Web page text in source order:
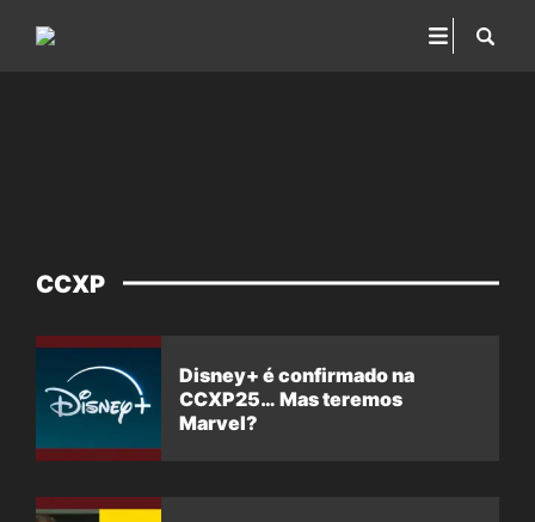
CCXP
Disney+ é confirmado na
CCXP25… Mas teremos
Marvel?